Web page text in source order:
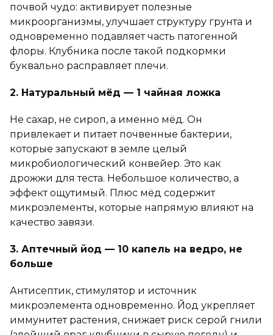
почвой чудо: активирует полезные
микроорганизмы, улучшает структуру грунта и
одновременно подавляет часть патогенной
флоры. Клубника после такой подкормки
буквально расправляет плечи.
2. Натуральный мёд — 1 чайная ложка
Не сахар, не сироп, а именно мёд. Он
привлекает и питает почвенные бактерии,
которые запускают в земле целый
микробиологический конвейер. Это как
дрожжи для теста. Небольшое количество, а
эффект ощутимый. Плюс мёд содержит
микроэлементы, которые напрямую влияют на
качество завязи.
3. Аптечный йод — 10 капель на ведро, не
больше
Антисептик, стимулятор и источник
микроэлемента одновременно. Йод укрепляет
иммунитет растения, снижает риск серой гнили